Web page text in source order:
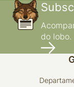
do lobo.